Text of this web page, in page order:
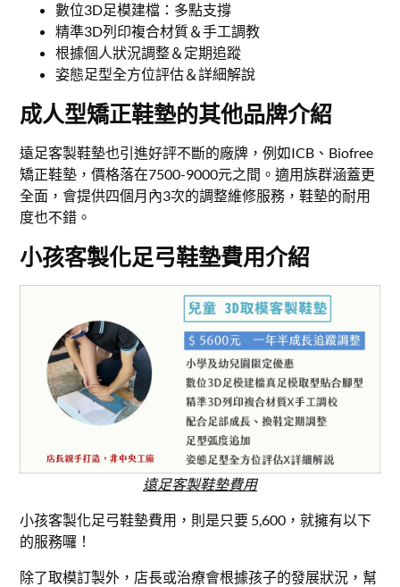
數位3D足模建檔：多點支撐
精準3D列印複合材質＆手工調教
根據個人狀況調整＆定期追蹤
姿態足型全方位評估＆詳細解說
成人型矯正鞋墊的其他品牌介紹
遠足客製鞋墊也引進好評不斷的廠牌，例如ICB、Biofree
矯正鞋墊，價格落在7500-9000元之間。適用族群涵蓋更
全面，會提供四個月內3次的調整維修服務，鞋墊的耐用
度也不錯。
小孩客製化足弓鞋墊費用介紹
遠足客製鞋墊費用
小孩客製化足弓鞋墊費用，則是只要 5,600，就擁有以下
的服務囉！
除了取模訂製外，店長或治療會根據孩子的發展狀況，幫